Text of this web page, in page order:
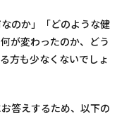
のか」「どのような健
が変わったのか、どう
方も少なくないでしょ
答えするため、以下の